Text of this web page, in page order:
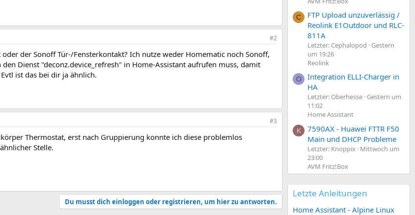
#2
der Sonoff Tür-/Fensterkontakt? Ich nutze weder Homematic noch Sonoff,
Dienst "deconz.device_refresh" in Home-Assistant aufrufen muss, damit
ist das bei dir ja ähnlich.
#3
Thermostat, erst nach Gruppierung konnte ich diese problemlos
Stelle.
Du musst dich einloggen oder registrieren, um hier zu antworten.
C
FTP Upload unzuverlässig /
Reolink E1Outdoor und RLC-
811A
Letzter: Cephalopod
Gestern
um 19:26
Reolink
O
Integration ELLI-Charger in
HA
Letzter: Oberhesse Gestern um
11:02
Home Assistant
K
7590AX - Huawei FTTR F50
Main und DHCP Probleme
Letzter: Knoppix
Mittwoch um
23:00
AVM Fritz!Box
Letzte Anleitungen
Home Assistant - Alpine Linux